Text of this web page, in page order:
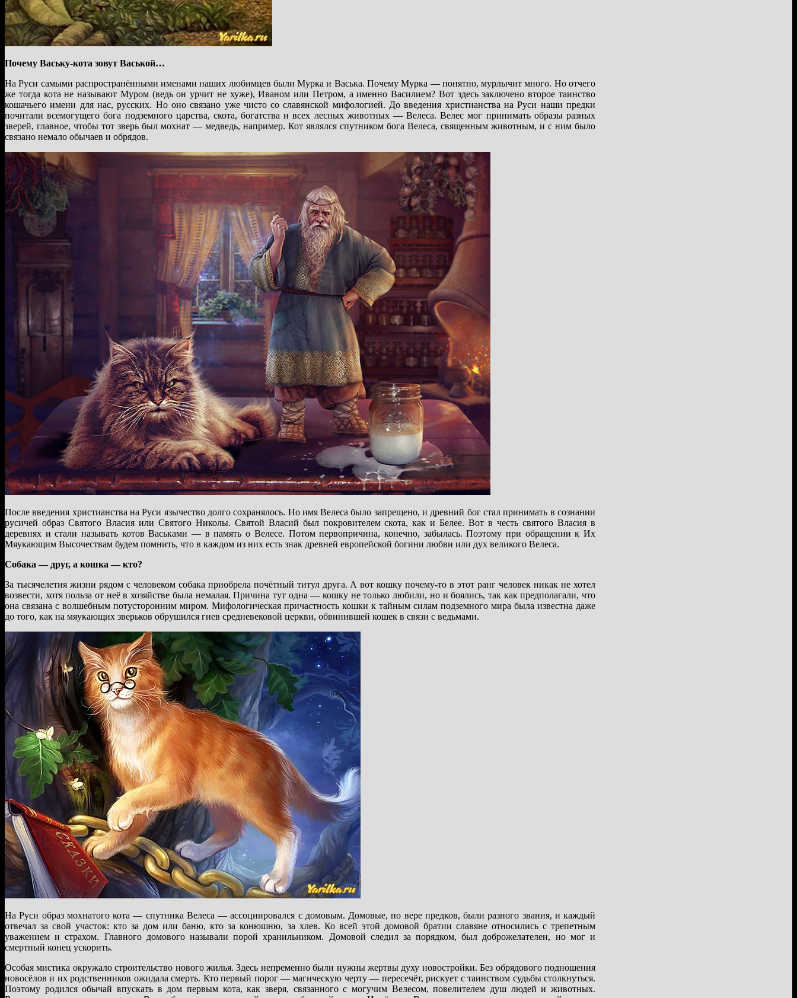
Почему Ваську-кота зовут Васькой…
На Руси самыми распространёнными именами наших любимцев были Мурка и Васька. Почему Мурка — понятно, мурлычит много. Но отчего
же тогда кота не называют Муром (ведь он урчит не хуже), Иваном или Петром, а именно Василием? Вот здесь заключено второе таинство
кошачьего имени для нас, русских. Но оно связано уже чисто со славянской мифологией. До введения христианства на Руси наши предки
почитали всемогущего бога подземного царства, скота, богатства и всех лесных животных — Велеса. Велес мог принимать образы разных
зверей, главное, чтобы тот зверь был мохнат — медведь, например. Кот являлся спутником бога Велеса, священным животным, и с ним было
связано немало обычаев и обрядов.
После введения христианства на Руси язычество долго сохранялось. Но имя Велеса было запрещено, и древний бог стал принимать в сознании
русичей образ Святого Власия или Святого Николы. Святой Власий был покровителем скота, как и Белее. Вот в честь святого Власия в
деревнях и стали называть котов Васьками — в память о Велесе. Потом первопричина, конечно, забылась. Поэтому при обращении к Их
Мяукающим Высочествам будем помнить, что в каждом из них есть знак древней европейской богини любви или дух великого Велеса.
Собака — друг, а кошка — кто?
За тысячелетия жизни рядом с человеком собака приобрела почётный титул друга. А вот кошку почему-то в этот ранг человек никак не хотел
возвести, хотя польза от неё в хозяйстве была немалая. Причина тут одна — кошку не только любили, но и боялись, так как предполагали, что
она связана с волшебным потусторонним миром. Мифологическая причастность кошки к тайным силам подземного мира была известна даже
до того, как на мяукающих зверьков обрушился гнев средневековой церкви, обвинившей кошек в связи с ведьмами.
На Руси образ мохнатого кота — спутника Велеса — ассоциировался с домовым. Домовые, по вере предков, были разного звания, и каждый
отвечал за свой участок: кто за дом или баню, кто за конюшню, за хлев. Ко всей этой домовой братии славяне относились с трепетным
уважением и страхом. Главного домового называли порой хранильником. Домовой следил за порядком, был доброжелателен, но мог и
смертный конец ускорить.
Особая мистика окружало строительство нового жилья. Здесь непременно были нужны жертвы духу новостройки. Без обрядового подношения
новосёлов и их родственников ожидала смерть. Кто первый порог — магическую черту — пересечёт, рискует с таинством судьбы столкнуться.
Поэтому родился обычай впускать в дом первым кота, как зверя, связанного с могучим Велесом, повелителем душ людей и животных.